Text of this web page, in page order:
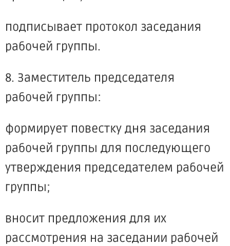
подписывает протокол заседания
рабочей группы.
8. Заместитель председателя
рабочей группы:
формирует повестку дня заседания
рабочей группы для последующего
утверждения председателем рабочей
группы;
вносит предложения для их
рассмотрения на заседании рабочей